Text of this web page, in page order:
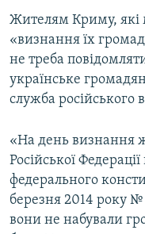
Усі сайти RFE/RL
Жителям Криму, які
«визнання їх
не треба
українське
служба російського
«На день визнання
Російської
федерального
березня 2014 року
вони не набували